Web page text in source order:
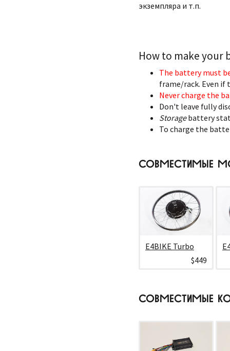
экземпляра и т.п.
How to make your
The battery must
frame/rack. Even if
Never charge the
Don't leave fully
Storagebattery
To charge the
СОВМЕСТИМЫЕ
E4BIKE Turbo
$449
СОВМЕСТИМЫЕ